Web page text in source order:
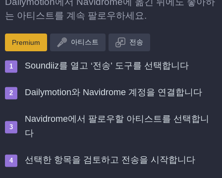
는 아티스트를 계속 팔로우하세요.
Premium 아티스트 전송
Soundiiz를 열고 ‘전송’ 도구를 선택합니다
Dailymotion와 Navidrome 계정을 연결합니다
Navidrome에서 팔로우할 아티스트를 선택합니
다
선택한 항목을 검토하고 전송을 시작합니다